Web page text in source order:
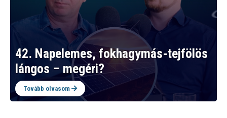
42. Napelemes, fokhagymás-tejfölös
lángos – megéri?
Tovább olvasom